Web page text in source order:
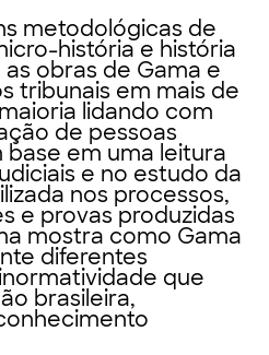
metodológicas de
história e história
as obras de Gama e
tribunais em mais de
lidando com
de pessoas
base em uma leitura
e no estudo da
nos processos,
e provas produzidas
mostra como Gama
diferentes
que
brasileira,